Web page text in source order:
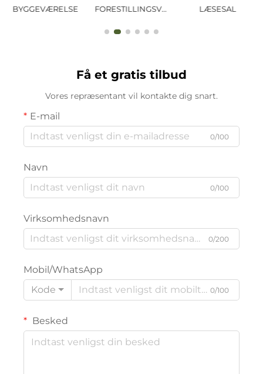
BYGGEVÆRELSE FORESTILLINGSVÆRELSE LÆSESAL
Få et gratis tilbud
Vores repræsentant vil kontakte dig snart.
E-mail
0/100
Navn
0/100
Virksomhedsnavn
0/200
Mobil/WhatsApp
Kode
0/100
Besked